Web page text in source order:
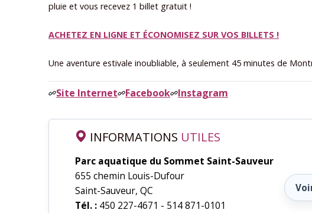
pluie et vous recevez 1 billet gratuit !
ACHETEZ EN LIGNE ET ÉCONOMISEZ SUR VOS BILLETS !
Une aventure estivale inoubliable, à seulement 45 minutes de
Site Internet Facebook Instagram
INFORMATIONS UTILES
Parc aquatique du Sommet Saint-Sauveur
655 chemin Louis-Dufour
Saint-Sauveur, QC
Tél. : 450 227-4671 - 514 871-0101